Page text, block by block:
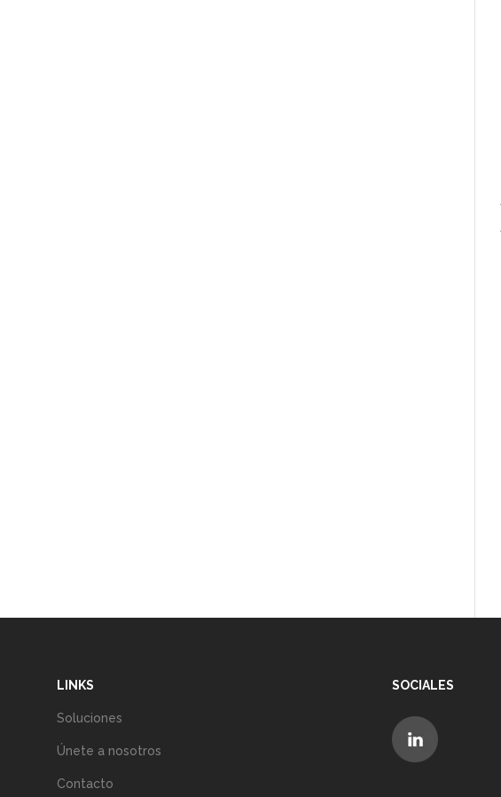
LINKS
Soluciones
Únete a nosotros
Contacto
SOCIALES